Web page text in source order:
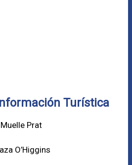
Turística
Muelle Prat
O’Higgins